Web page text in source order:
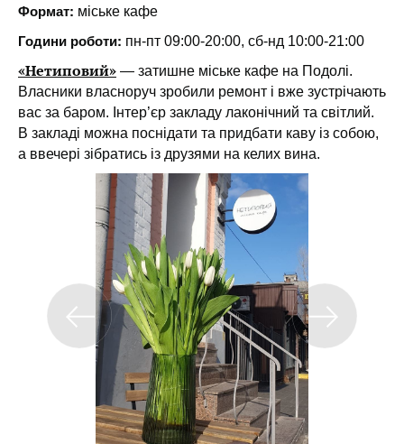
Формат: міське кафе
Години роботи: пн-пт 09:00-20:00, сб-нд 10:00-21:00
«Нетиповий» — затишне міське кафе на Подолі.
Власники власноруч зробили ремонт і вже зустрічають
вас за баром. Інтер’єр закладу лаконічний та світлий.
В закладі можна поснідати та придбати каву із собою,
а ввечері зібратись із друзями на келих вина.